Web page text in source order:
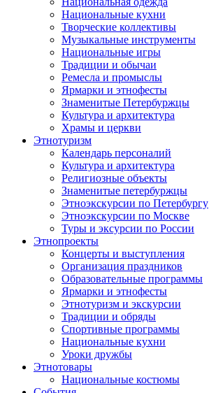
Национальные кухни
Творческие коллективы
Музыкальные инструменты
Национальные игры
Традиции и обычаи
Ремесла и промыслы
Ярмарки и этнофесты
Знаменитые Петербуржцы
Культура и архитектура
Храмы и церкви
Этнотуризм
Календарь персоналий
Культура и архитектура
Религиозные объекты
Знаменитые петербуржцы
Этноэкскурсии по Петербургу
Этноэкскурсии по Москве
Туры и эксурсии по России
Этнопроекты
Концерты и выступления
Организация праздников
Образовательные программы
Ярмарки и этнофесты
Этнотуризм и экскурсии
Традиции и обряды
Спортивные программы
Национальные кухни
Уроки дружбы
Этнотовары
Национальные костюмы